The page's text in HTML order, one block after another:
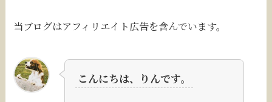
当ブログはアフィリエイト広告を含んでいます。
こんにちは、りんです。